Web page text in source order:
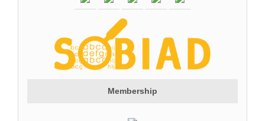
Membership